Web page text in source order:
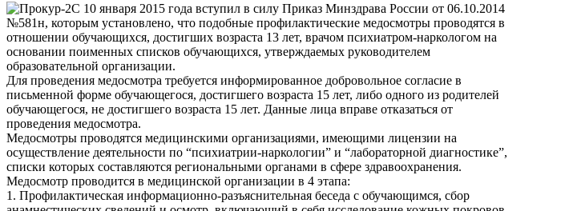
С 10 января 2015 года вступил в силу Приказ Минздрава России от 06.10.2014
№581н, которым установлено, что подобные профилактические медосмотры проводятся в
отношении обучающихся, достигших возраста 13 лет, врачом психиатром-наркологом на
основании поименных списков обучающихся, утверждаемых руководителем
образовательной организации.
Для проведения медосмотра требуется информированное добровольное согласие в
письменной форме обучающегося, достигшего возраста 15 лет, либо одного из родителей
обучающегося, не достигшего возраста 15 лет. Данные лица вправе отказаться от
проведения медосмотра.
Медосмотры проводятся медицинскими организациями, имеющими лицензии на
осуществление деятельности по “психиатрии-наркологии” и “лабораторной диагностике”,
списки которых составляются региональными органами в сфере здравоохранения.
Медосмотр проводится в медицинской организации в 4 этапа:
1. Профилактическая информационно-разъяснительная беседа с обучающимся, сбор